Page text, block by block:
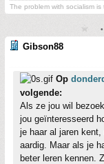
The problem with socialism
Gibson88
Op
volgende:
Als ze jou wil
jou geïnteresseerd
je haar al jaren
aardig. Maar als je
beter leren kennen.